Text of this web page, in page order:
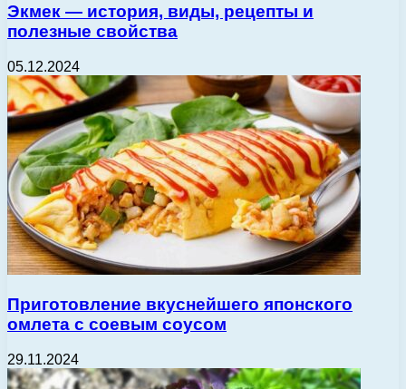
Экмек — история, виды, рецепты и
полезные свойства
05.12.2024
Приготовление вкуснейшего японского
омлета с соевым соусом
29.11.2024